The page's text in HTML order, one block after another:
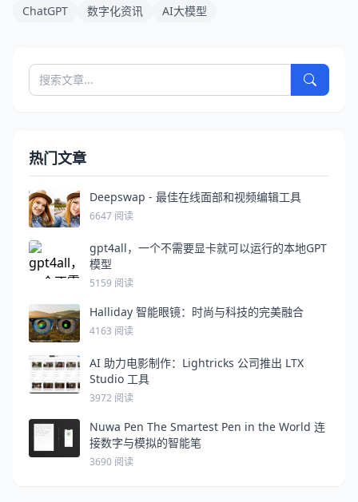
ChatGPT 数字化资讯 AI大模型
热门文章
Deepswap - 最佳在线面部和视频编辑工具
6647 阅读
gpt4all，一个不需要显卡就可以运行的本地GPT
模型
5159 阅读
Halliday 智能眼镜：时尚与科技的完美融合
4163 阅读
AI 助力电影制作：Lightricks 公司推出 LTX
Studio 工具
3972 阅读
Nuwa Pen The Smartest Pen in the World 连
接数字与模拟的智能笔
3690 阅读